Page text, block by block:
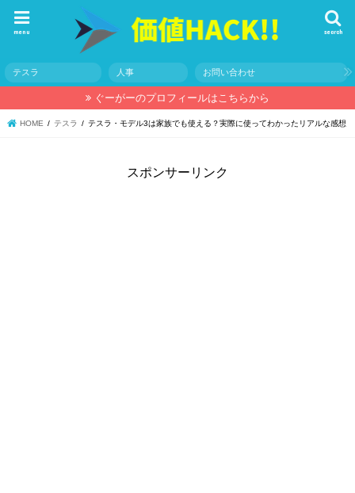
search
menu
テスラ 人事 お問い合わせ
ぐーがーのプロフィールはこちらから
HOME テスラ テスラ・モデル3は家族でも使える？実際に使ってわかったリアルな感想
スポンサーリンク